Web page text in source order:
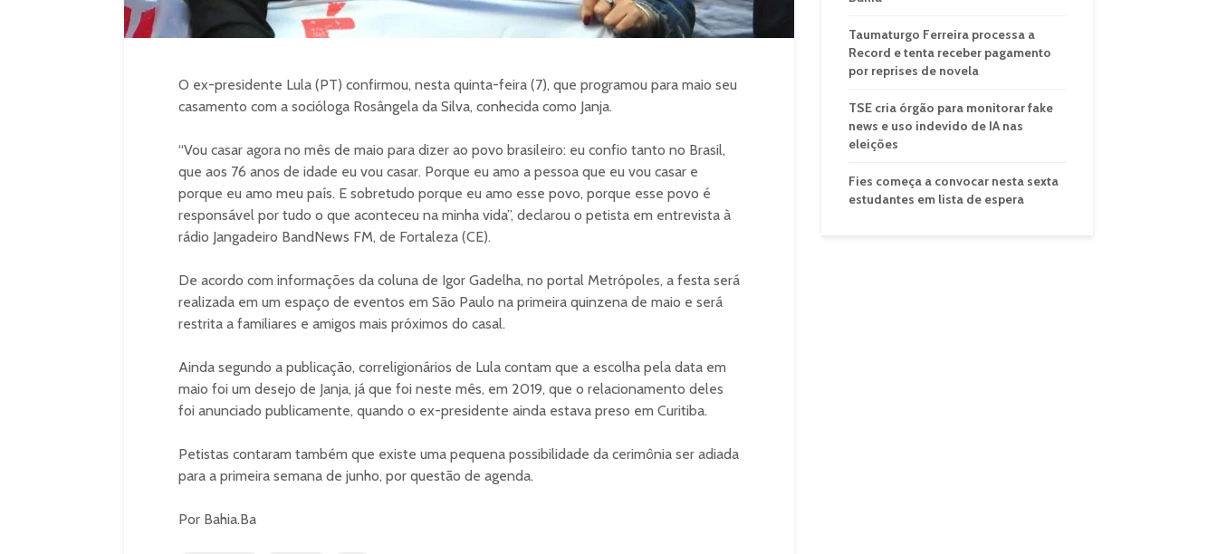
O ex-presidente Lula (PT) confirmou, nesta quinta-feira (7), que programou para maio seu
casamento com a socióloga Rosângela da Silva, conhecida como Janja.
“Vou casar agora no mês de maio para dizer ao povo brasileiro: eu confio tanto no Brasil,
que aos 76 anos de idade eu vou casar. Porque eu amo a pessoa que eu vou casar e
porque eu amo meu país. E sobretudo porque eu amo esse povo, porque esse povo é
responsável por tudo o que aconteceu na minha vida”, declarou o petista em entrevista à
rádio Jangadeiro BandNews FM, de Fortaleza (CE).
De acordo com informações da coluna de Igor Gadelha, no portal Metrópoles, a festa será
realizada em um espaço de eventos em São Paulo na primeira quinzena de maio e será
restrita a familiares e amigos mais próximos do casal.
Ainda segundo a publicação, correligionários de Lula contam que a escolha pela data em
maio foi um desejo de Janja, já que foi neste mês, em 2019, que o relacionamento deles
foi anunciado publicamente, quando o ex-presidente ainda estava preso em Curitiba.
Petistas contaram também que existe uma pequena possibilidade da cerimônia ser adiada
para a primeira semana de junho, por questão de agenda.
Por Bahia.Ba
Taumaturgo Ferreira processa a
Record e tenta receber pagamento
por reprises de novela
TSE cria órgão para monitorar fake
news e uso indevido de IA nas
eleições
Fies começa a convocar nesta sexta
estudantes em lista de espera